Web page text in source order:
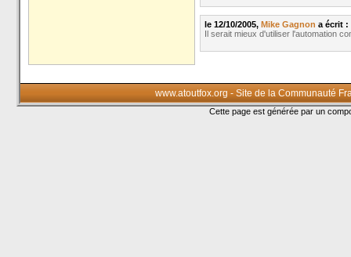
le 12/10/2005, Mike Gagnon a écrit :
Il serait mieux d'utiliser l'automation
www.atoutfox.org - Site de la Communauté
Cette page est générée par un